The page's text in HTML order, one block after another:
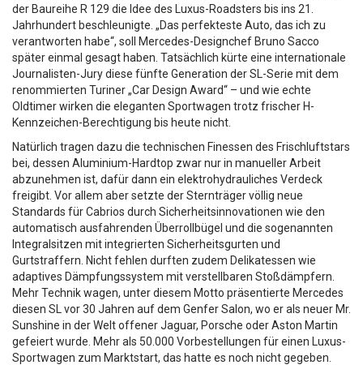
der Baureihe R 129 die Idee des Luxus-Roadsters bis ins 21.
Jahrhundert beschleunigte. „Das perfekteste Auto, das ich zu
verantworten habe“, soll Mercedes-Designchef Bruno Sacco
später einmal gesagt haben. Tatsächlich kürte eine internationale
Journalisten-Jury diese fünfte Generation der SL-Serie mit dem
renommierten Turiner „Car Design Award“ – und wie echte
Oldtimer wirken die eleganten Sportwagen trotz frischer H-
Kennzeichen-Berechtigung bis heute nicht.
Natürlich tragen dazu die technischen Finessen des Frischluftstars
bei, dessen Aluminium-Hardtop zwar nur in manueller Arbeit
abzunehmen ist, dafür dann ein elektrohydrauliches Verdeck
freigibt. Vor allem aber setzte der Sternträger völlig neue
Standards für Cabrios durch Sicherheitsinnovationen wie den
automatisch ausfahrenden Überrollbügel und die sogenannten
Integralsitzen mit integrierten Sicherheitsgurten und
Gurtstraffern. Nicht fehlen durften zudem Delikatessen wie
adaptives Dämpfungssystem mit verstellbaren Stoßdämpfern.
Mehr Technik wagen, unter diesem Motto präsentierte Mercedes
diesen SL vor 30 Jahren auf dem Genfer Salon, wo er als neuer Mr.
Sunshine in der Welt offener Jaguar, Porsche oder Aston Martin
gefeiert wurde. Mehr als 50.000 Vorbestellungen für einen Luxus-
Sportwagen zum Marktstart, das hatte es noch nicht gegeben.